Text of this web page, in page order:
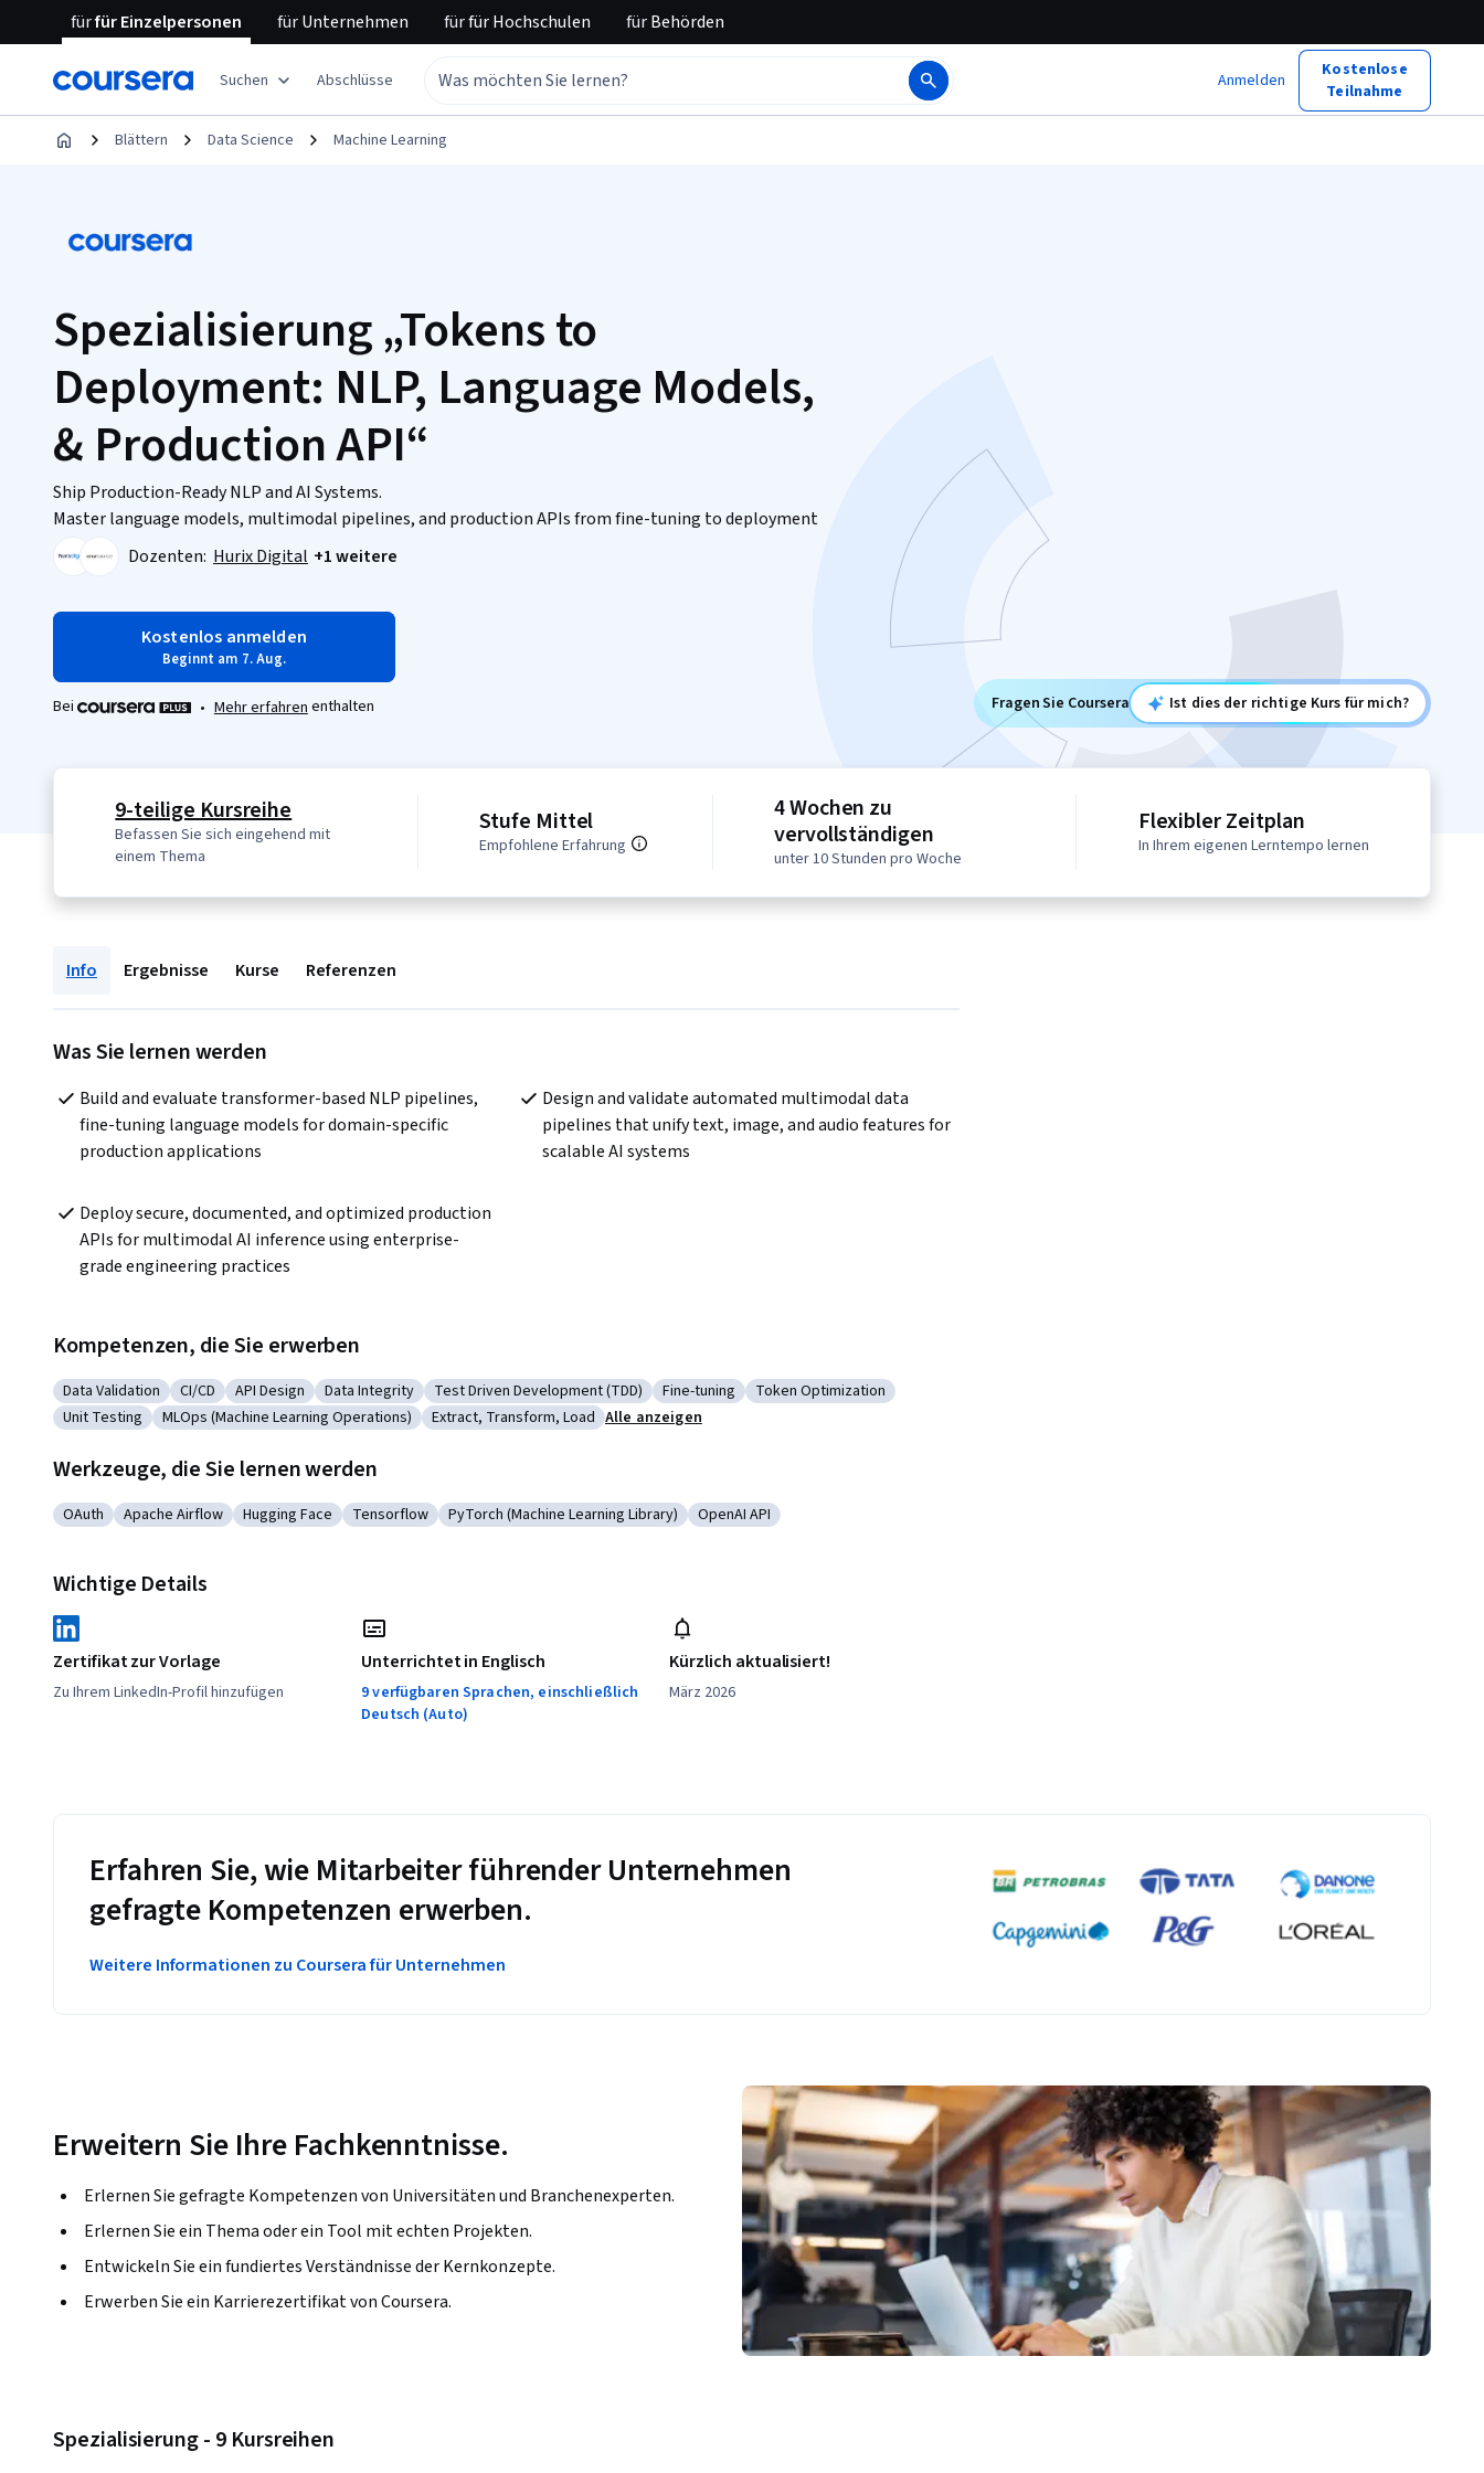
fürfür Einzelpersonen fürUnternehmen fürfür Hochschulen fürBehörden
Suchen Abschlüsse Anmelden
Kostenlose
Teilnahme
Blättern Data Science Machine Learning
Spezialisierung „Tokens to
Deployment: NLP, Language Models,
& Production API“
Ship Production-Ready NLP and AI Systems.
Master language models, multimodal pipelines, and production APIs from fine-tuning to deployment
Dozenten: Hurix Digital +1 weitere
Kostenlos anmelden
Beginnt am 7. Aug.
Bei • Mehr erfahren enthalten Fragen Sie Coursera Ist dies der richtige Kurs für mich?
9-teilige Kursreihe
Befassen Sie sich eingehend mit
einem Thema
Stufe Mittel
Empfohlene Erfahrung
4 Wochen zu
vervollständigen
unter 10 Stunden pro Woche
Flexibler Zeitplan
In Ihrem eigenen Lerntempo lernen
Info Ergebnisse Kurse Referenzen
Was Sie lernen werden
Build and evaluate transformer-based NLP pipelines,
fine-tuning language models for domain-specific
production applications
Design and validate automated multimodal data
pipelines that unify text, image, and audio features for
scalable AI systems
Deploy secure, documented, and optimized production
APIs for multimodal AI inference using enterprise-
grade engineering practices
Kompetenzen, die Sie erwerben
Kategorie: Data Validation
Data Validation Kategorie: CI/CD
CI/CD Kategorie: API Design
API Design Kategorie: Data Integrity
Data Integrity Kategorie: Test Driven Development (TDD)
Test Driven Development (TDD) Kategorie: Fine-tuning
Fine-tuning Kategorie: Token Optimization
Token Optimization
Kategorie: Unit Testing
Unit Testing Kategorie: MLOps (Machine Learning Operations)
MLOps (Machine Learning Operations) Kategorie: Extract, Transform, Load
Extract, Transform, Load Alle anzeigen
Werkzeuge, die Sie lernen werden
Kategorie: OAuth
OAuth Kategorie: Apache Airflow
Apache Airflow Kategorie: Hugging Face
Hugging Face Kategorie: Tensorflow
Tensorflow Kategorie: PyTorch (Machine Learning Library)
PyTorch (Machine Learning Library) Kategorie: OpenAI API
OpenAI API
Wichtige Details
Zertifikat zur Vorlage
Zu Ihrem LinkedIn-Profil hinzufügen
Unterrichtet in Englisch
9 verfügbaren Sprachen, einschließlich
Deutsch (Auto)
Kürzlich aktualisiert!
März 2026
Erfahren Sie, wie Mitarbeiter führender Unternehmen
gefragte Kompetenzen erwerben.
Weitere Informationen zu Coursera für Unternehmen
Erweitern Sie Ihre Fachkenntnisse.
Erlernen Sie gefragte Kompetenzen von Universitäten und Branchenexperten.
Erlernen Sie ein Thema oder ein Tool mit echten Projekten.
Entwickeln Sie ein fundiertes Verständnisse der Kernkonzepte.
Erwerben Sie ein Karrierezertifikat von Coursera.
Spezialisierung - 9 Kursreihen